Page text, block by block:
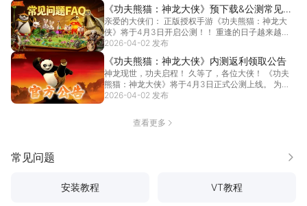
《功夫熊猫：神龙大侠》预下载&公测常见问
题答疑FAQ
亲爱的大侠们： 正版授权手游《功夫熊猫：神龙大
侠》将于4月3日开启公测！！ 重逢的日子越来越
近，大侠... [详情]
2026-04-02 发布
《功夫熊猫：神龙大侠》内测返利领取公告
神龙现世，功夫启程！ 久等了，各位大侠！ 《功夫
熊猫：神龙大侠》将于4月3日正式公测上线。 为感
谢大... [详情]
2026-04-02 发布
查看更多
常见问题 更多
安装教程 VT教程